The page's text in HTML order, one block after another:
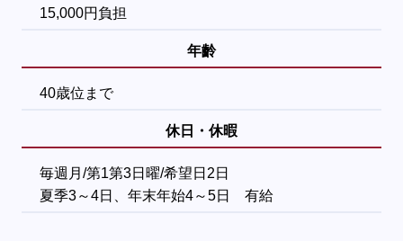
15,000円負担
年齡
40歳位まで
休日・休暇
毎週月/第1第3日曜/希望日2日
夏季3～4日、年末年始4～5日 有給